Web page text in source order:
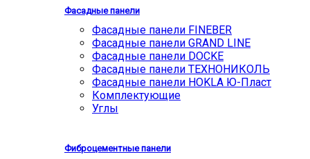
Фасадные панели
Фасадные панели FINEBER
Фасадные панели GRAND LINE
Фасадные панели DOCKE
Фасадные панели ТЕХНОНИКОЛЬ
Фасадные панели HOKLA Ю-Пласт
Комплектующие
Углы
Фиброцементные панели